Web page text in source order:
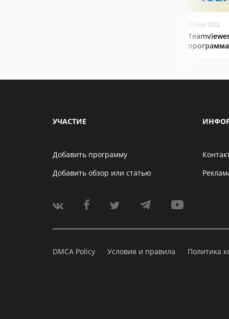
30 мая 2022
программа
УЧАСТИЕ
Добавить программу
Добавить обзор или статью
DMCA Policy Условия и правила Политика